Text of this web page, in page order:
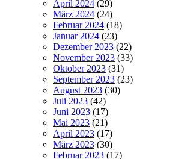
April 2024 (29)
März 2024 (24)
Februar 2024 (18)
Januar 2024 (23)
Dezember 2023 (22)
November 2023 (33)
Oktober 2023 (31)
September 2023 (23)
August 2023 (30)
Juli 2023 (42)
Juni 2023 (17)
Mai 2023 (21)
April 2023 (17)
März 2023 (30)
Februar 2023 (17)